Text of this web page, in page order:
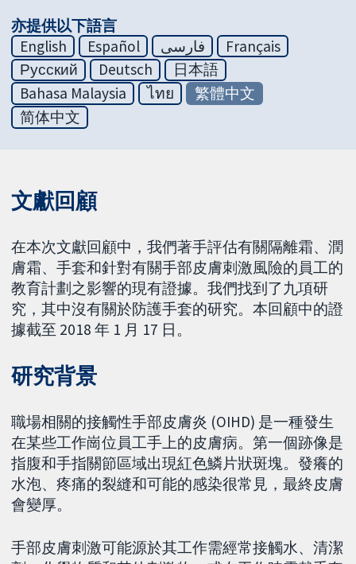
亦提供以下語言
English
Español فارسی
Français
Русский
Deutsch
日本語
Bahasa Malaysia
ไทย
繁體中文
简体中文
文獻回顧
在本次文獻回顧中，我們著手評估有關隔離霜、潤
膚霜、手套和針對有關手部皮膚刺激風險的員工的
教育計劃之影響的現有證據。我們找到了九項研
究，其中沒有關於防護手套的研究。本回顧中的證
據截至 2018 年 1 月 17 日。
研究背景
職場相關的接觸性手部皮膚炎 (OIHD) 是一種發生
在某些工作崗位員工手上的皮膚病。第一個跡像是
指腹和手指關節區域出現紅色鱗片狀斑塊。發癢的
水泡、疼痛的裂縫和可能的感染很常見，最終皮膚
會變厚。
手部皮膚刺激可能源於其工作需經常接觸水、清潔